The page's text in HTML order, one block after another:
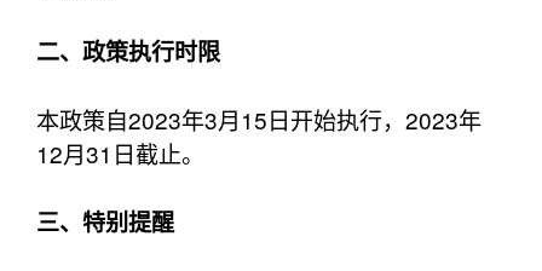
二、政策执行时限
本政策自2023年3月15日开始执行，2023年
12月31日截止。
三、特别提醒